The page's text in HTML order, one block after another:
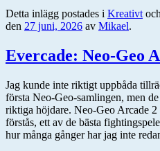
Detta inlägg postades i Kreativt
den 27 juni, 2026 av Mikael.
Evercade: Neo-Geo
Jag kunde inte riktigt uppbåda
första Neo-Geo-samlingen, men
riktiga höjdare. Neo-Geo Arcade
förstås, ett av de bästa
hur många gånger har jag inte